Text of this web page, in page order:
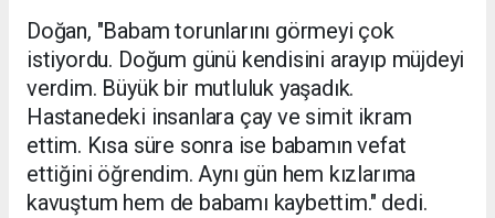
Doğan, "Babam torunlarını görmeyi çok
istiyordu. Doğum günü kendisini arayıp müjdeyi
verdim. Büyük bir mutluluk yaşadık.
Hastanedeki insanlara çay ve simit ikram
ettim. Kısa süre sonra ise babamın vefat
ettiğini öğrendim. Aynı gün hem kızlarıma
kavuştum hem de babamı kaybettim." dedi.